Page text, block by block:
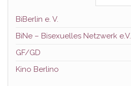
BiBerlin e. V.
BiNe – Bisexuelles Netzwerk e.V.
GF/GD
Kino Berlino